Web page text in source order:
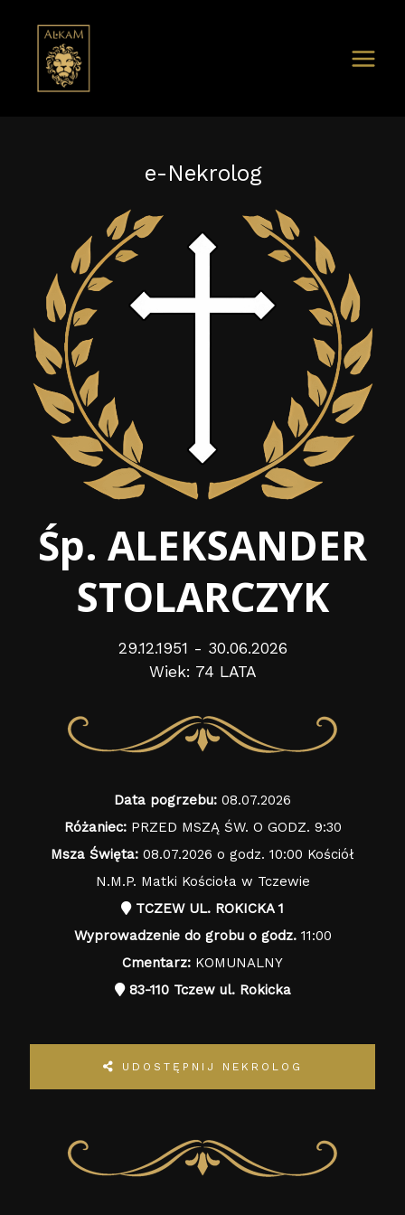
e-Nekrolog
Śp. ALEKSANDER
STOLARCZYK
29.12.1951 - 30.06.2026
Wiek: 74 LATA
Data pogrzebu: 08.07.2026
Różaniec:PRZED MSZĄ ŚW. O GODZ. 9:30
Msza Święta: 08.07.2026 o godz. 10:00 Kościół
N.M.P. Matki Kościoła w Tczewie
TCZEW UL. ROKICKA 1
Wyprowadzenie do grobu o godz.11:00
Cmentarz: KOMUNALNY
83-110 Tczew ul. Rokicka
UDOSTĘPNIJ NEKROLOG